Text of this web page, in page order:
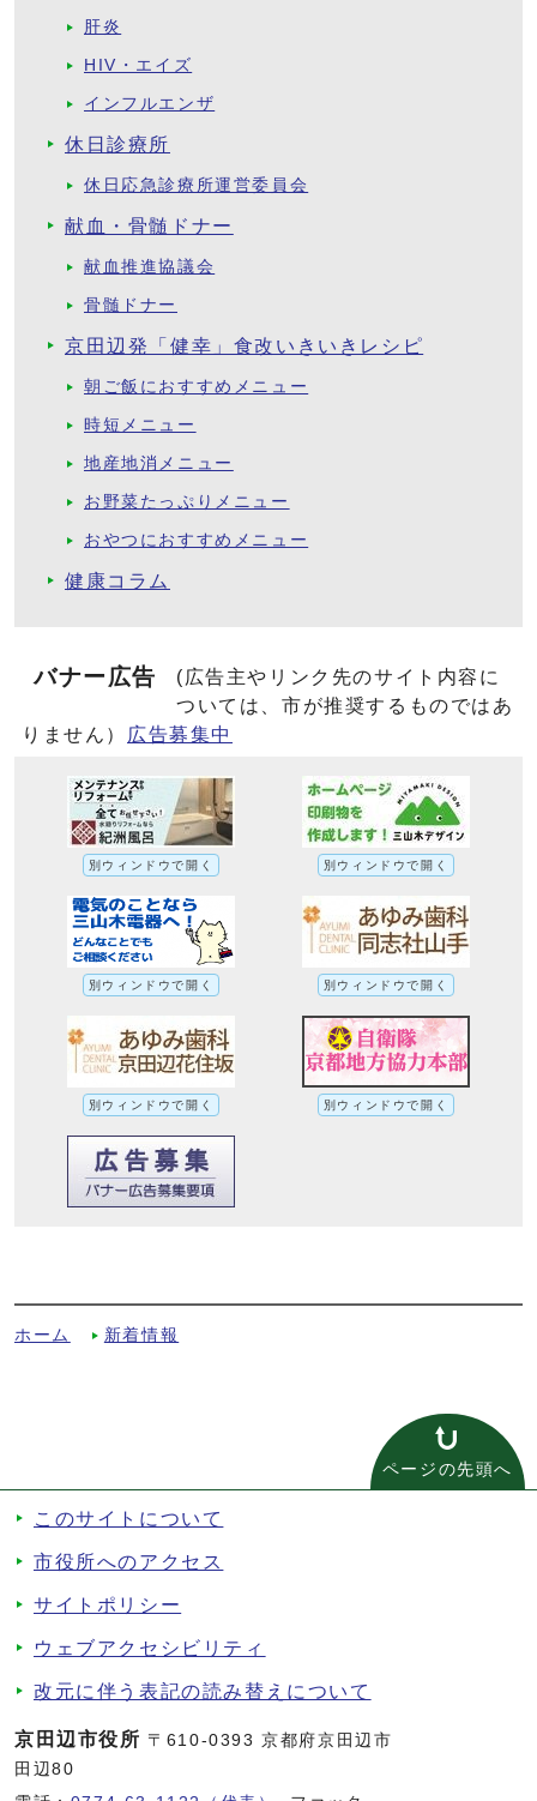
肝炎
HIV・エイズ
インフルエンザ
休日診療所
休日応急診療所運営委員会
献血・骨髄ドナー
献血推進協議会
骨髄ドナー
京田辺発「健幸」食改いきいきレシピ
朝ご飯におすすめメニュー
時短メニュー
地産地消メニュー
お野菜たっぷりメニュー
おやつにおすすめメニュー
健康コラム
バナー広告
(広告主やリンク先のサイト内容に
ついては、市が推奨するものではあ
りません）
広告募集中
別ウィンドウで開く 別ウィンドウで開く
別ウィンドウで開く 別ウィンドウで開く
別ウィンドウで開く 別ウィンドウで開く
ホーム 新着情報
ページの先頭へ
このサイトについて
市役所へのアクセス
サイトポリシー
ウェブアクセシビリティ
改元に伴う表記の読み替えについて
京田辺市役所 〒610-0393 京都府京田辺市
田辺80